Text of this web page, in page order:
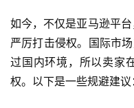
如今，不仅是亚马逊平
严厉打击侵权。国际市
过国内环境，所以卖家
权。以下是一些规避建议